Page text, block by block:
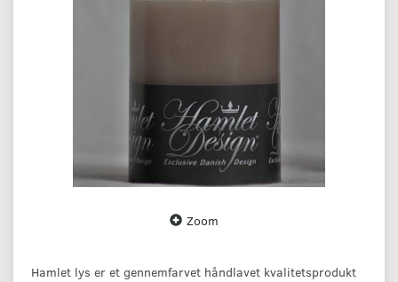
Zoom
Hamlet lys er et gennemfarvet håndlavet kvalitetsprodukt